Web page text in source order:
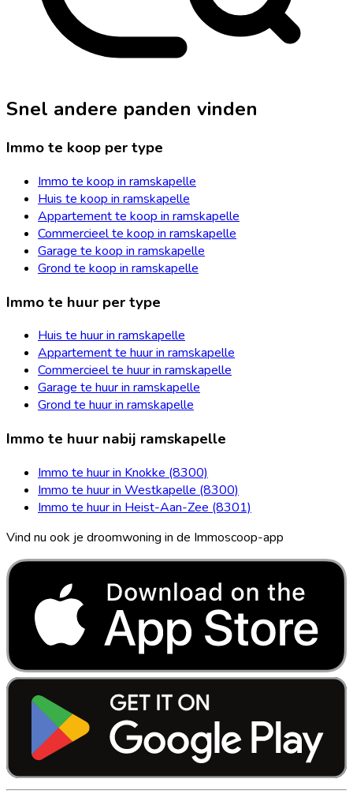
Snel andere panden vinden
Immo te koop per type
Immo te koop in ramskapelle
Huis te koop in ramskapelle
Appartement te koop in ramskapelle
Commercieel te koop in ramskapelle
Garage te koop in ramskapelle
Grond te koop in ramskapelle
Immo te huur per type
Huis te huur in ramskapelle
Appartement te huur in ramskapelle
Commercieel te huur in ramskapelle
Garage te huur in ramskapelle
Grond te huur in ramskapelle
Immo te huur nabij ramskapelle
Immo te huur in Knokke (8300)
Immo te huur in Westkapelle (8300)
Immo te huur in Heist-Aan-Zee (8301)
Vind nu ook je droomwoning in de Immoscoop-app